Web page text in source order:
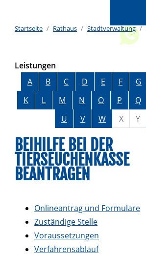
Startseite Rathaus Stadtverwaltung
Leistungen
Alphabetisches Register
A B C D E F G
K
L M N O P Q
U
V W X Y
BEIHILFE BEI DER
TIERSEUCHENKASSE
BEANTRAGEN
Onlineantrag und Formulare
Zuständige Stelle
Voraussetzungen
Verfahrensablauf